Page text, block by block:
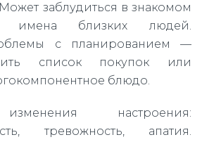
заблудиться в знакомом
имена близких людей.
с планированием —
список покупок или
блюдо.
настроения:
тревожность, апатия.